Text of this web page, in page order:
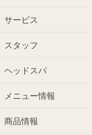
サービス
スタッフ
ヘッドスパ
メニュー情報
商品情報